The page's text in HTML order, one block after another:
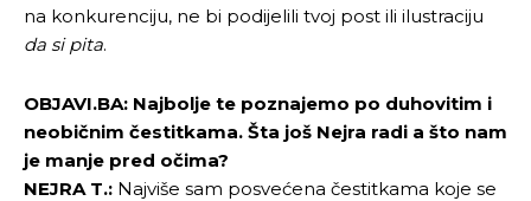
na konkurenciju, ne bi podijelili tvoj post ili ilustraciju
da si pita.
OBJAVI.BA: Najbolje te poznajemo po duhovitim i
neobičnim čestitkama. Šta još Nejra radi a što nam
je manje pred očima?
NEJRA T.: Najviše sam posvećena čestitkama koje se